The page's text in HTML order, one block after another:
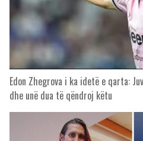
Edon Zhegrova i ka idetë e qarta:
dhe unë dua të qëndroj këtu